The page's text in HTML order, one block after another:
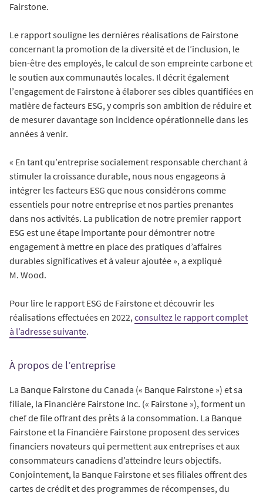
Fairstone.
Le rapport souligne les dernières réalisations de Fairstone
concernant la promotion de la diversité et de l’inclusion, le
bien-être des employés, le calcul de son empreinte carbone et
le soutien aux communautés locales. Il décrit également
l’engagement de Fairstone à élaborer ses cibles quantifiées en
matière de facteurs ESG, y compris son ambition de réduire et
de mesurer davantage son incidence opérationnelle dans les
années à venir.
« En tant qu’entreprise socialement responsable cherchant à
stimuler la croissance durable, nous nous engageons à
intégrer les facteurs ESG que nous considérons comme
essentiels pour notre entreprise et nos parties prenantes
dans nos activités. La publication de notre premier rapport
ESG est une étape importante pour démontrer notre
engagement à mettre en place des pratiques d’affaires
durables significatives et à valeur ajoutée », a expliqué
M. Wood.
Pour lire le rapport ESG de Fairstone et découvrir les
réalisations effectuées en 2022,consultez le rapport complet
à l’adresse suivante.
À propos de l’entreprise
La Banque Fairstone du Canada (« Banque Fairstone ») et sa
filiale, la Financière Fairstone Inc. (« Fairstone »), forment un
chef de file offrant des prêts à la consommation. La Banque
Fairstone et la Financière Fairstone proposent des services
financiers novateurs qui permettent aux entreprises et aux
consommateurs canadiens d’atteindre leurs objectifs.
Conjointement, la Banque Fairstone et ses filiales offrent des
cartes de crédit et des programmes de récompenses, du